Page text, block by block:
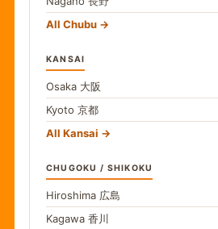
All Chubu
KANSAI
Osaka 大阪
Kyoto 京都
All Kansai
CHUGOKU / SHIKOKU
Hiroshima 広島
Kagawa 香川